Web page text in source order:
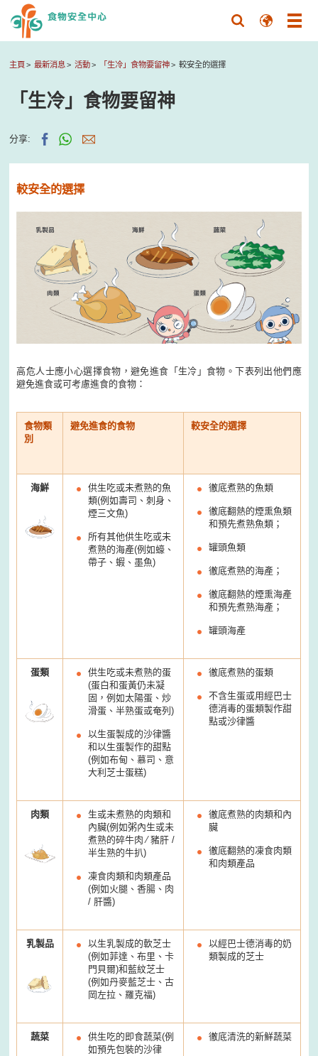
主頁 最新消息 活動 「生冷」食物要留神 較安全的選擇
「生冷」食物要留神
分享:
較安全的選擇
高危人士應小心選擇食物，避免進食「生冷」食物。下表列出他們應
避免進食或可考慮進食的食物：
食物類
別
避免進食的食物 較安全的選擇
海鮮
供生吃或未煮熟的魚
類(例如壽司、刺身、
煙三文魚)
所有其他供生吃或未
煮熟的海產(例如蠔、
帶子、蝦、墨魚)
徹底煮熟的魚類
徹底翻熱的煙熏魚類
和預先煮熟魚類；
罐頭魚類
徹底煮熟的海產；
徹底翻熱的煙熏海產
和預先煮熟海產；
罐頭海產
蛋類
供生吃或未煮熟的蛋
(蛋白和蛋黃仍未凝
固，例如太陽蛋、炒
滑蛋、半熟蛋或奄列)
以生蛋製成的沙律醬
和以生蛋製作的甜點
(例如布甸、慕司、意
大利芝士蛋糕)
徹底煮熟的蛋類
不含生蛋或用經巴士
德消毒的蛋類製作甜
點或沙律醬
肉類
生或未煮熟的肉類和
內臟(例如粥內生或未
煮熟的碎牛肉 ∕ 豬肝 /
半生熟的牛扒)
凍食肉類和肉類產品
(例如火腿、香腸、肉
/ 肝醬)
徹底煮熟的肉類和內
臟
徹底翻熱的凍食肉類
和肉類產品
乳製品
以生乳製成的軟芝士
(例如菲達、布里、卡
門貝爾)和藍紋芝士
(例如丹麥藍芝士、古
岡左拉、羅克福)
以經巴士德消毒的奶
類製成的芝士
蔬菜
供生吃的即食蔬菜(例
如預先包裝的沙律
徹底清洗的新鮮蔬菜